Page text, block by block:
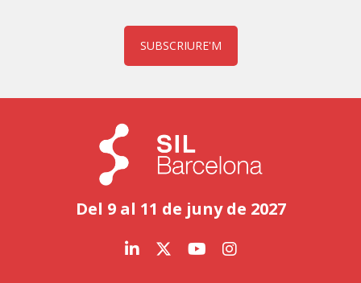
SUBSCRIURE'M
Del 9 al 11 de juny de 2027